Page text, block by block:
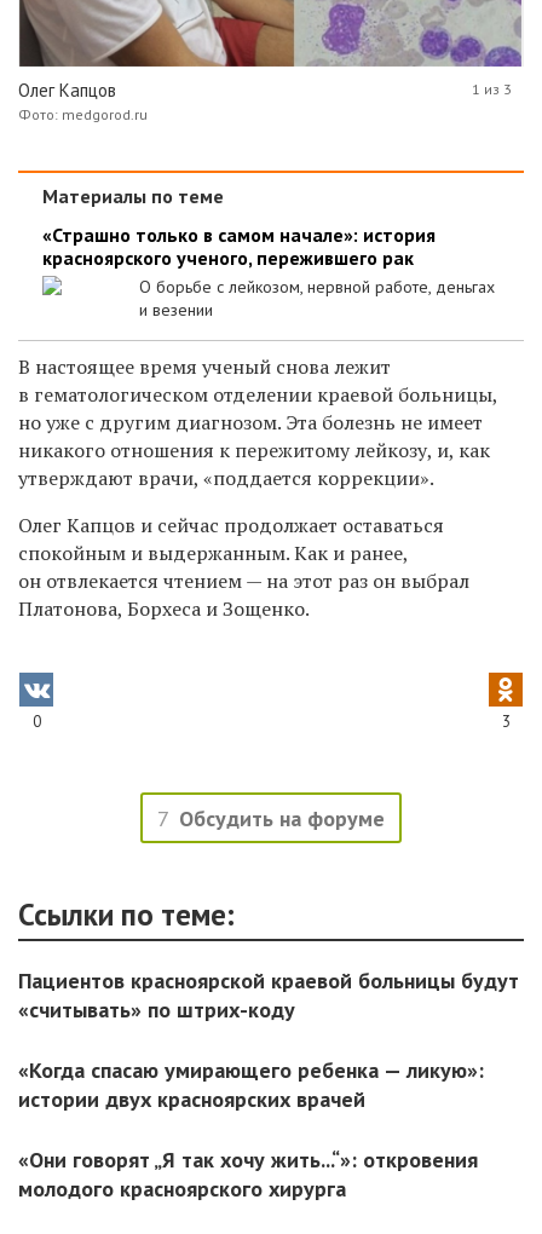
Олег Капцов
Фото: medgorod.ru
1 из 3
Материалы по теме
«Страшно только в самом начале»: история
красноярского ученого, пережившего рак
О борьбе с лейкозом, нервной работе, деньгах
и везении
В настоящее время ученый снова лежит
в гематологическом отделении краевой больницы,
но уже с другим диагнозом. Эта болезнь не имеет
никакого отношения к пережитому лейкозу, и, как
утверждают врачи, «поддается коррекции».
Олег Капцов и сейчас продолжает оставаться
спокойным и выдержанным. Как и ранее,
он отвлекается чтением — на этот раз он выбрал
Платонова, Борхеса и Зощенко.
0 3
7 Обсудить на форуме
Ссылки по теме:
Пациентов красноярской краевой больницы будут
«считывать» по штрих-коду
«Когда спасаю умирающего ребенка — ликую»:
истории двух красноярских врачей
«Они говорят „Я так хочу жить...“»: откровения
молодого красноярского хирурга